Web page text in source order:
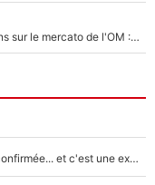
Medina, Rulli, Paixao... ça part dans tous les sens sur le mercato de l'OM : Frank McCourt va enfin récupérer l'argent qu'il attend ?
La signature du grand rival de Paul Seixas est confirmée... et c'est une excellente nouvelle pour l'équipe Decathlon-CMA CGM !